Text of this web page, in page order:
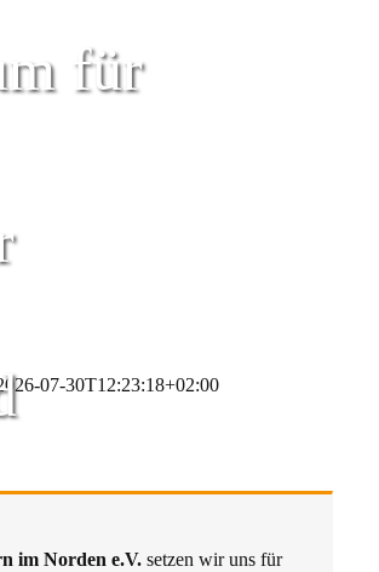
für
07-30T12:23:18+02:00
im Norden e.V. setzen wir uns für